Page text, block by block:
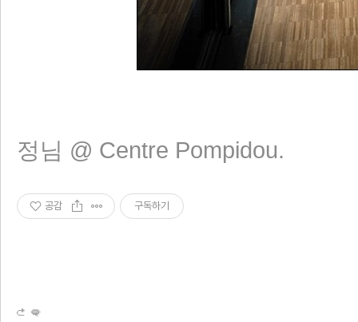
정님 @ Centre Pompidou.
공감 구독하기